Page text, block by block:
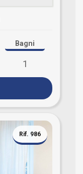
Bagni
1
Rif. 986